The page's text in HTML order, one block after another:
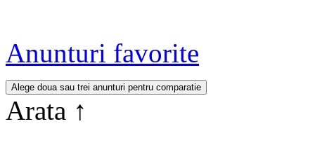
Anunturi favorite
Arata ↑